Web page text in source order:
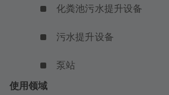
化粪池污水提升设备
污水提升设备
泵站
使用领域